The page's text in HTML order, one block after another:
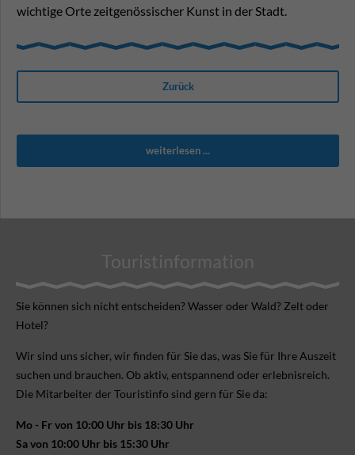
wichtige Orte zeitgenössischer Kunst in der Stadt.
Zurück
weiterlesen ...
Touristinformation
Sie können sich nicht ent­scheiden? Wasser oder Wald? Zelt oder
Hotel?
Wir sind uns sicher, wir finden für Sie das, was Sie für Ihre Aus­zeit
suchen und brauchen. Ob aktiv, ent­spannend oder erlebnis­reich.
Die Mitarbeiter der Touristinfo sind gern für Sie da:
Mo - Fr von 10:00 Uhr bis 18:30 Uhr
Sa von 10:00 Uhr bis 15:30 Uhr